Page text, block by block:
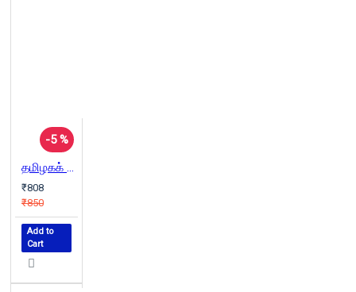
-5 %
தமிழகக் கோபுரக்கலை மரபு
₹808
₹850
Add to
Cart